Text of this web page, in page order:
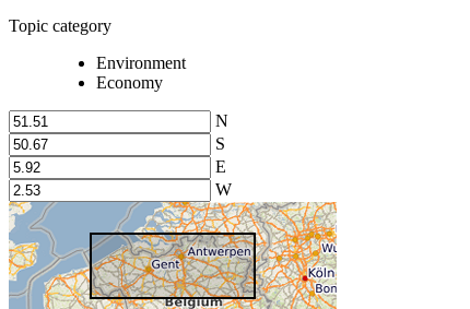
Topic category
Environment
Economy
N
S
E
W